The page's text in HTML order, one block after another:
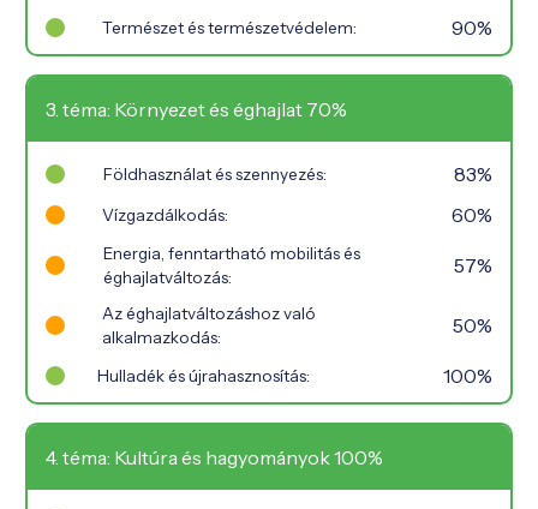
Természet és természetvédelem: 90%
3. téma: Környezet és éghajlat 70%
Földhasználat és szennyezés: 83%
Vízgazdálkodás: 60%
Energia, fenntartható mobilitás és
éghajlatváltozás:
57%
Az éghajlatváltozáshoz való
alkalmazkodás:
50%
Hulladék és újrahasznosítás: 100%
4. téma: Kultúra és hagyományok 100%